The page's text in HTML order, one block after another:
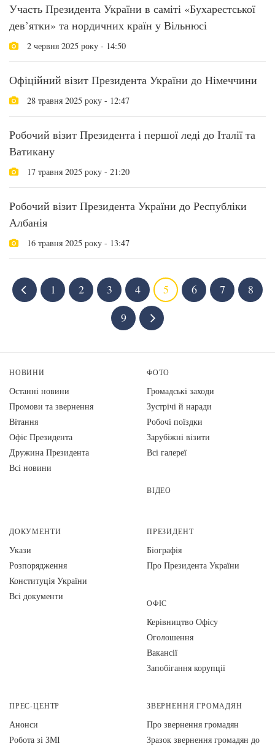
Участь Президента України в саміті «Бухарестської
дев’ятки» та нордичних країн у Вільнюсі
2 червня 2025 року - 14:50
Офіційний візит Президента України до Німеччини
28 травня 2025 року - 12:47
Робочий візит Президента і першої леді до Італії та
Ватикану
17 травня 2025 року - 21:20
Робочий візит Президента України до Республіки
Албанія
16 травня 2025 року - 13:47
1 2 3 4 5 6 7
8
9
НОВИНИ
Останні новини
Промови та звернення
Вiтання
Офіс Президента
Дружина Президента
Всі новини
ФОТО
Громадські заходи
Зустрічі й наради
Робочі поїздки
Зарубіжні візити
Всі галереї
ВІДЕО
ДОКУМЕНТИ
Укази
Розпорядження
Конституція України
Всі документи
ПРЕЗИДЕНТ
Біографія
Про Президента України
ОФІС
Керівництво Офісу
Оголошення
Вакансії
Запобігання корупції
ПРЕС-ЦЕНТР
Анонси
Робота зі ЗМІ
ЗВЕРНЕННЯ ГРОМАДЯН
Про звернення громадян
Зразок звернення громадян до